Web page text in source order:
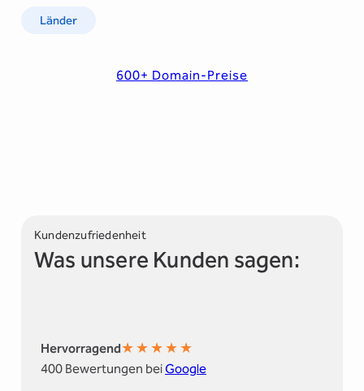
Länder
600+ Domain-Preise
Kundenzufriedenheit
Was unsere Kunden sagen:
Hervorragend★★★★★
400 Bewertungen beiGoogle